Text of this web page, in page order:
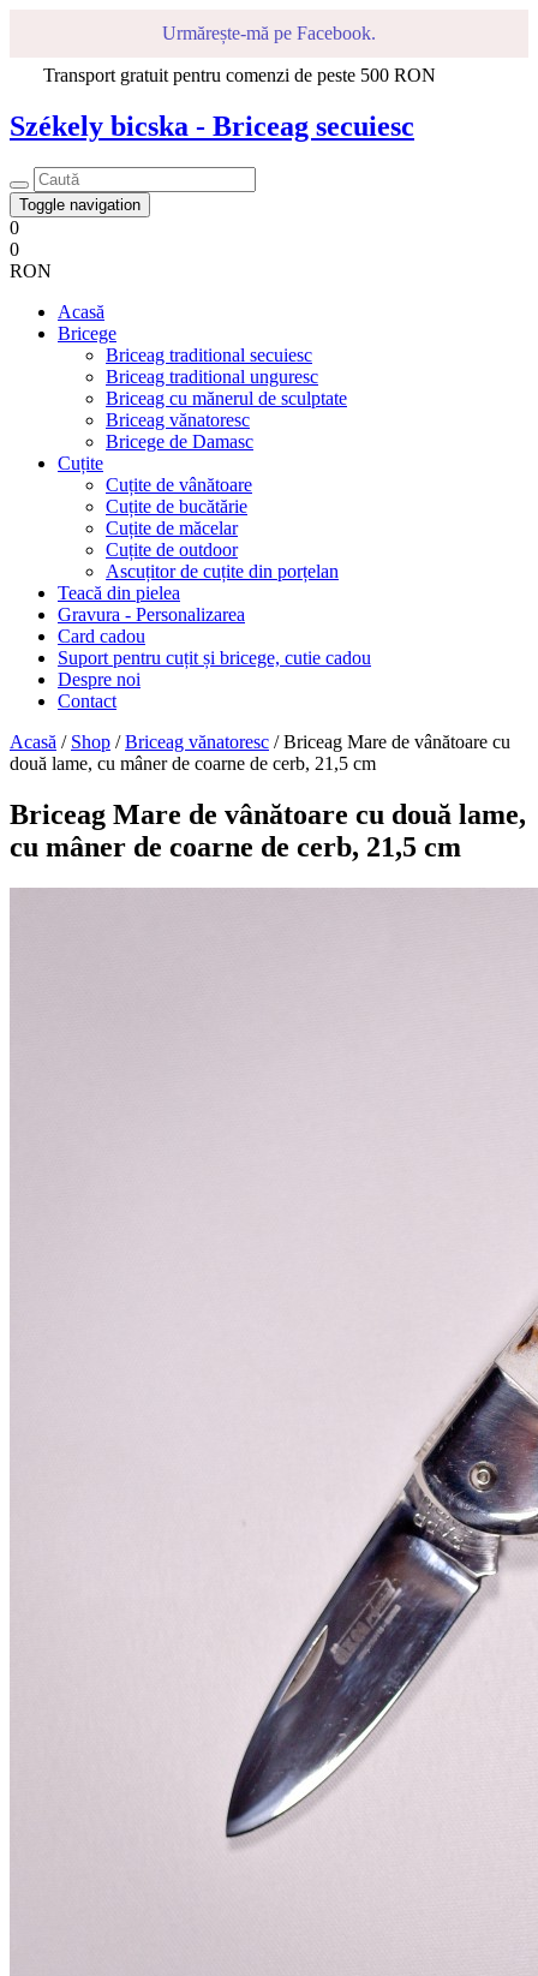
Urmărește-mă pe Facebook.
Transport gratuit pentru comenzi de peste 500 RON
Székely bicska - Briceag secuiesc
Toggle navigation
0
0
RON
Acasă
Bricege
Briceag traditional secuiesc
Briceag traditional unguresc
Briceag cu mănerul de sculptate
Briceag vănatoresc
Bricege de Damasc
Cuțite
Cuțite de vânătoare
Cuțite de bucătărie
Cuțite de măcelar
Cuțite de outdoor
Ascuțitor de cuțite din porțelan
Teacă din pielea
Gravura - Personalizarea
Card cadou
Suport pentru cuțit și bricege, cutie cadou
Despre noi
Contact
Acasă / Shop /Briceag vănatoresc / Briceag Mare de vânătoare cu
două lame, cu mâner de coarne de cerb, 21,5 cm
Briceag Mare de vânătoare cu două lame,
cu mâner de coarne de cerb, 21,5 cm